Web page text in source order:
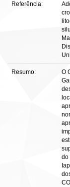
Referência:
Resumo:
O
do